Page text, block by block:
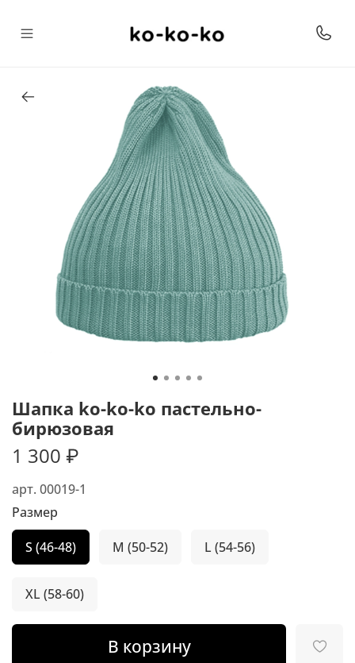
арт. 00019-1
Шапка ko-ko-ko пастельно-
бирюзовая
1 300 ₽
В корзину
Размер
S (46-48)
M (50-52) L (54-56)
XL (58-60)